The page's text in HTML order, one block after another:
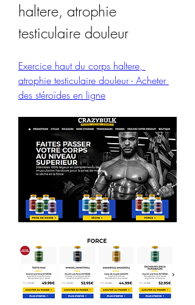
haltere, atrophie
testiculaire douleur
Exercice haut du corps haltere,
atrophie testiculaire douleur - Acheter
des stéroïdes en ligne